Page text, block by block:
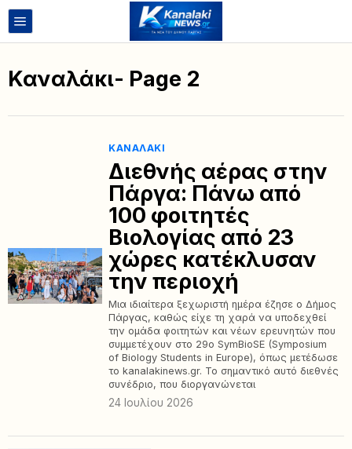
Καναλάκι- Page 2
ΚΑΝΑΛΆΚΙ
Διεθνής αέρας στην
Πάργα: Πάνω από
100 φοιτητές
Βιολογίας από 23
χώρες κατέκλυσαν
την περιοχή
Μια ιδιαίτερα ξεχωριστή ημέρα έζησε ο Δήμος
Πάργας, καθώς είχε τη χαρά να υποδεχθεί
την ομάδα φοιτητών και νέων ερευνητών που
συμμετέχουν στο 29ο SymBioSE (Symposium
of Biology Students in Europe), όπως μετέδωσε
το kanalakinews.gr. Το σημαντικό αυτό διεθνές
συνέδριο, που διοργανώνεται
24 Ιουλίου 2026